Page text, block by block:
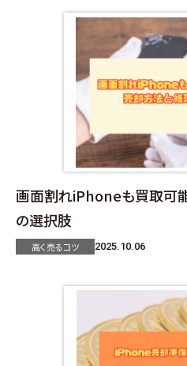
画面割れiPhoneも買取可
の選択肢
高く売るコツ 2025.10.06